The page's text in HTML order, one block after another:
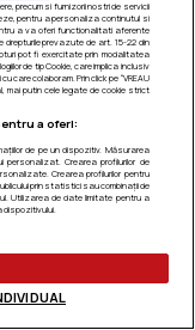
precum si furnizorii nostri de servicii
pentru a personaliza continutul si
a va oferi functionalitati aferente
prevazute de art. 15-22 din
pot fi exercitate prin modalitatea
de tip Cookie, care implica inclusiv
colaboram. Prin click pe “VREAU
mai putin cele legate de cookie strict
a oferi:
de pe un dispozitiv. Măsurarea
personalizat. Crearea profilurilor de
Crearea profilurilor pentru
prin statistici sau combinații de
Utilizarea de date limitate pentru a